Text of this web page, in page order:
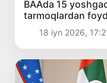
BAAda 15
tarmoqlardan
18 iyn 2026,